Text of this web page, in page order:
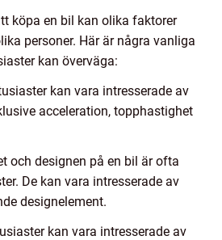
köpa en bil kan olika faktorer
personer. Här är några vanliga
kan överväga:
kan vara intresserade av
acceleration, topphastighet
och designen på en bil är ofta
De kan vara intresserade av
designelement.
kan vara intresserade av